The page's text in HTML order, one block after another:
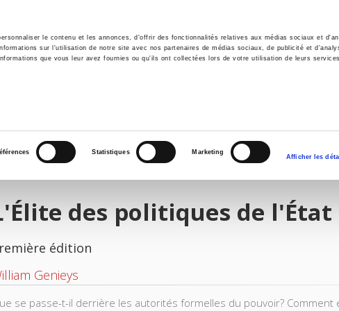
le contenu et les annonces, d'offrir des fonctionnalités relatives aux médias sociaux et
sur l'utilisation de notre site avec nos partenaires de médias sociaux, de publicité et
que vous leur avez fournies ou qu'ils ont collectées lors de votre utilisation de leurs
Statistiques Marketing
Afficher les
Accueil Environnement Histoire International
des politiques de l'État
édition
Genieys
se passe-t-il derrière les autorités formelles du pouvoir?